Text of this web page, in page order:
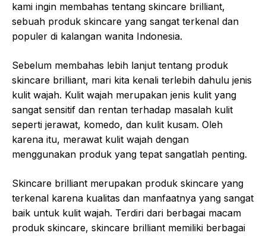
kami ingin membahas tentang skincare brilliant,
sebuah produk skincare yang sangat terkenal dan
populer di kalangan wanita Indonesia.
Sebelum membahas lebih lanjut tentang produk
skincare brilliant, mari kita kenali terlebih dahulu jenis
kulit wajah. Kulit wajah merupakan jenis kulit yang
sangat sensitif dan rentan terhadap masalah kulit
seperti jerawat, komedo, dan kulit kusam. Oleh
karena itu, merawat kulit wajah dengan
menggunakan produk yang tepat sangatlah penting.
Skincare brilliant merupakan produk skincare yang
terkenal karena kualitas dan manfaatnya yang sangat
baik untuk kulit wajah. Terdiri dari berbagai macam
produk skincare, skincare brilliant memiliki berbagai